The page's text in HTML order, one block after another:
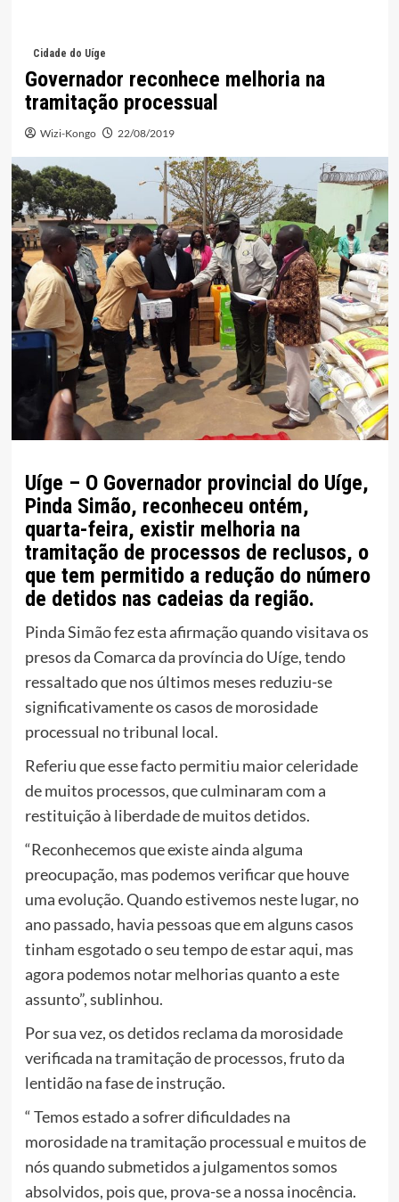
Cidade do Uíge
Governador reconhece melhoria na
tramitação processual
Wizi-Kongo 22/08/2019
Uíge – O Governador provincial do Uíge,
Pinda Simão, reconheceu ontém,
quarta-feira, existir melhoria na
tramitação de processos de reclusos, o
que tem permitido a redução do número
de detidos nas cadeias da região.
Pinda Simão fez esta afirmação quando visitava os
presos da Comarca da província do Uíge, tendo
ressaltado que nos últimos meses reduziu-se
significativamente os casos de morosidade
processual no tribunal local.
Referiu que esse facto permitiu maior celeridade
de muitos processos, que culminaram com a
restituição à liberdade de muitos detidos.
“Reconhecemos que existe ainda alguma
preocupação, mas podemos verificar que houve
uma evolução. Quando estivemos neste lugar, no
ano passado, havia pessoas que em alguns casos
tinham esgotado o seu tempo de estar aqui, mas
agora podemos notar melhorias quanto a este
assunto”, sublinhou.
Por sua vez, os detidos reclama da morosidade
verificada na tramitação de processos, fruto da
lentidão na fase de instrução.
“ Temos estado a sofrer dificuldades na
morosidade na tramitação processual e muitos de
nós quando submetidos a julgamentos somos
absolvidos, pois que, prova-se a nossa inocência.